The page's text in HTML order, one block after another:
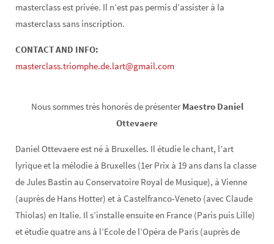
masterclass est privée. Il n’est pas permis d’assister à la
masterclass sans inscription.
CONTACT AND INFO:
masterclass.triomphe.de.lart@gmail.com
Nous sommes très honorés de présenter Maestro Daniel
Ottevaere
Daniel Ottevaere est né à Bruxelles. Il étudie le chant, l’art
lyrique et la mélodie à Bruxelles (1er Prix à 19 ans dans la classe
de Jules Bastin au Conservatoire Royal de Musique), à Vienne
(auprès de Hans Hotter) et à Castelfranco-Veneto (avec Claude
Thiolas) en Italie. Il s’installe ensuite en France (Paris puis Lille)
et étudie quatre ans à l’Ecole de l’Opéra de Paris (auprès de